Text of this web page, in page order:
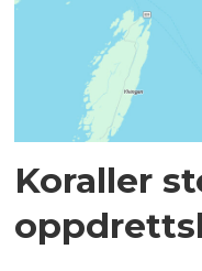
Koraller